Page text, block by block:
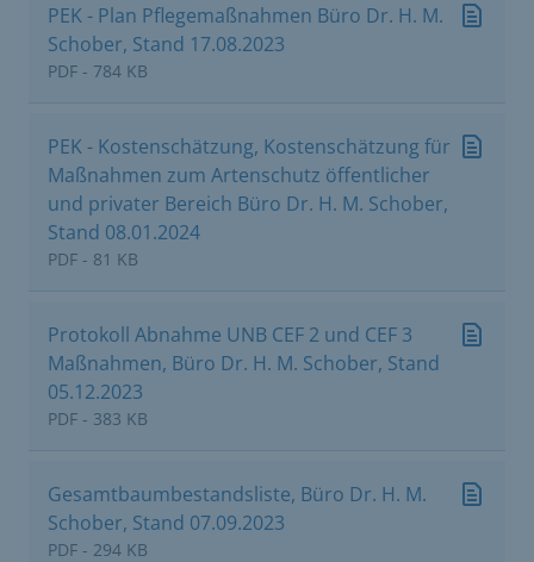
PEK - Plan Pflegemaßnahmen Büro Dr. H. M.
Schober, Stand 17.08.2023
PDF - 784 KB
PEK - Kostenschätzung, Kostenschätzung für
Maßnahmen zum Artenschutz öffentlicher
und privater Bereich Büro Dr. H. M. Schober,
Stand 08.01.2024
PDF - 81 KB
Protokoll Abnahme UNB CEF 2 und CEF 3
Maßnahmen, Büro Dr. H. M. Schober, Stand
05.12.2023
PDF - 383 KB
Gesamtbaumbestandsliste, Büro Dr. H. M.
Schober, Stand 07.09.2023
PDF - 294 KB